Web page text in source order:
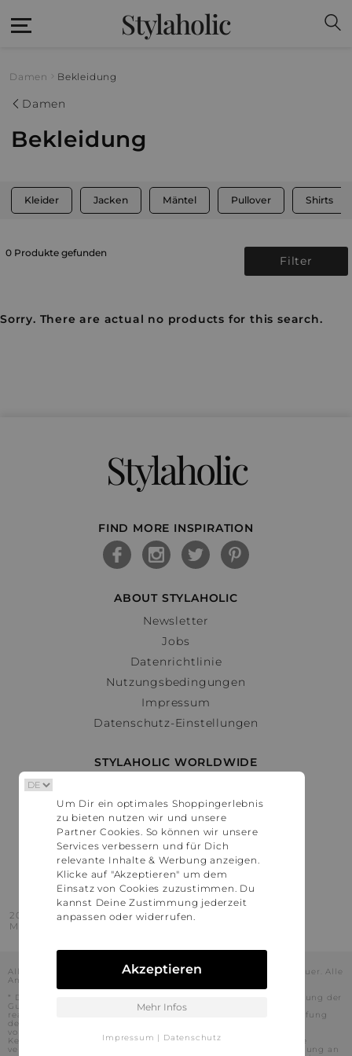
Stylaholic
Damen Bekleidung
Damen
Bekleidung
Kleider Jacken Mäntel Pullover Shirts
0 Produkte gefunden
Filter
Sorry. There are actual no products for this search.
Stylaholic
FIND MORE INSPIRATION
ABOUT STYLAHOLIC
Newsletter
Jobs
Datenrichtlinie
Nutzungsbedingungen
Impressum
Datenschutz-Einstellungen
STYLAHOLIC WORLDWIDE
Österreich
Schweiz
France
United States
2016 - 2026 © Stylaholic.
Made for you with love in munich.
Alle Preise inkl. der jeweils geltenden gesetzlichen Mehrwertsteuer. Alle
Angaben ohne Gewähr.
* Die angezeigten Preise beinhalten Rabatte, die durch die Nutzung der
Gutschein-Codes auf den Seiten unserer Partner voraussichtlich
realisiert werden können. Stylaholic führt keine vollständige Prüfung
der Gutschein-Codes durch und es kann daher in Einzelfällen
vorkommen, dass die Gutscheine abweichend von unserem
Kenntnisstand bei dem jeweiligen Shop nicht oder nur teilweise
verwendet werden können. Darüber hinaus kann deren Verwendung an
Um Dir ein optimales Shoppingerlebnis
zu bieten nutzen wir und unsere
Partner Cookies. So können wir unsere
Services verbessern und für Dich
relevante Inhalte & Werbung anzeigen.
Klicke auf "Akzeptieren" um dem
Einsatz von Cookies zuzustimmen. Du
kannst Deine Zustimmung jederzeit
anpassen oder widerrufen.
Akzeptieren
Mehr Infos
Impressum | Datenschutz